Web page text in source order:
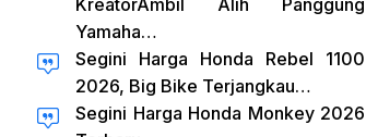
KreatorAmbil Alih Panggung
Yamaha…
Segini Harga Honda Rebel 1100
2026, Big Bike Terjangkau…
Segini Harga Honda Monkey 2026